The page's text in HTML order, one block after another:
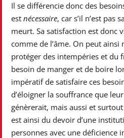
Il se différencie donc des
est nécessaire, car s’il n’est pas
meurt. Sa satisfaction est donc
comme de l’âme. On peut
protéger des intempéries et du
besoin de manger et de boire
impératif de satisfaire ces
d’éloigner la souffrance que
génèrerait, mais aussi et
est ainsi du devoir d’une
personnes avec une déficience